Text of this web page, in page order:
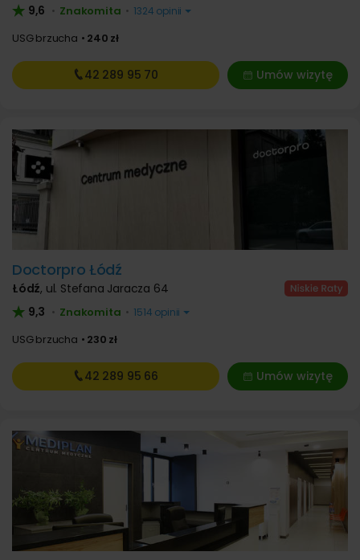
9,6 • Znakomita • 1324 opinii
USG brzucha 240 zł
Umów wizytę
42 289 95 70
Doctorpro Łódź
Łódź, ul. Stefana Jaracza 64
9,3 • Znakomita • 1514 opinii
USG brzucha 230 zł
Umów wizytę
42 289 95 66